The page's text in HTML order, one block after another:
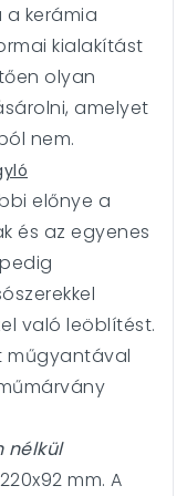
a kerámia
kialakítást
olyan
amelyet
nem.
előnye a
és az egyenes
való leöblítést.
műgyantával
nélkül
mm. A